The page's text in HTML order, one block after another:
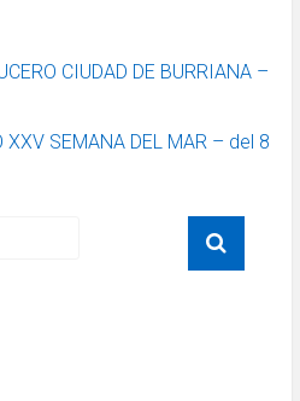
CIUDAD DE BURRIANA –
XXV SEMANA DEL MAR – del 8